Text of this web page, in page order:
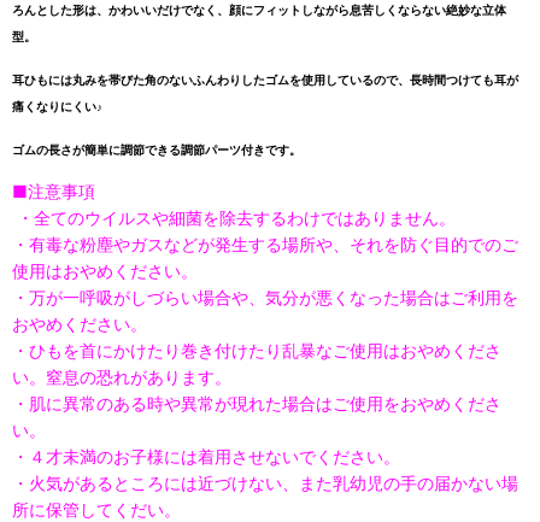
ろんとした形は、かわいいだけでなく、顔にフィットしながら息苦しくならない絶妙な立体
型。
耳ひもには丸みを帯びた角のないふんわりしたゴムを使用しているので、長時間つけても耳が
痛くなりにくい♪
ゴムの長さが簡単に調節できる調節パーツ付きです。
■注意事項
・全てのウイルスや細菌を除去するわけではありません。
・有毒な粉塵やガスなどが発生する場所や、それを防ぐ目的でのご
使用はおやめください。
・万が一呼吸がしづらい場合や、気分が悪くなった場合はご利用を
おやめください。
・ひもを首にかけたり巻き付けたり乱暴なご使用はおやめくださ
い。窒息の恐れがあります。
・肌に異常のある時や異常が現れた場合はご使用をおやめくださ
い。
・４才未満のお子様には着用させないでください。
・火気があるところには近づけない、また乳幼児の手の届かない場
所に保管してくだい。